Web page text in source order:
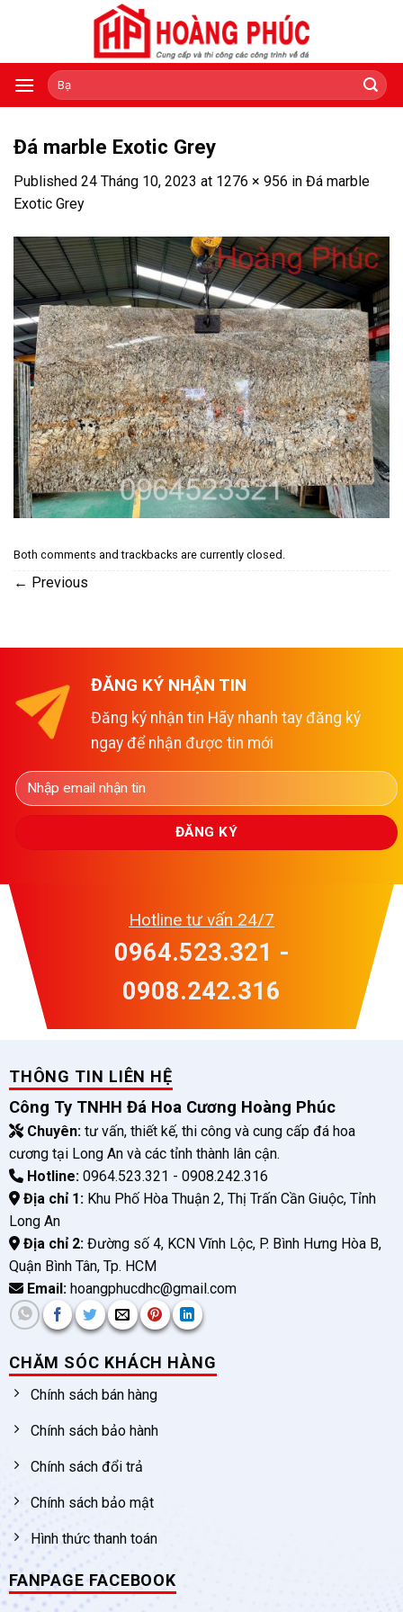
Tìm
kiếm:
Đá marble Exotic Grey
Published 24 Tháng 10, 2023 at 1276 × 956 in Đá marble
Exotic Grey
Both comments and trackbacks are currently closed.
← Previous
ĐĂNG KÝ NHẬN TIN
Đăng ký nhận tin Hãy nhanh tay đăng ký
ngay để nhận được tin mới
Hotline tư vấn 24/7
0964.523.321 -
0908.242.316
THÔNG TIN LIÊN HỆ
Công Ty TNHH Đá Hoa Cương Hoàng Phúc
Chuyên:tư vấn, thiết kế, thi công và cung cấp đá hoa
cương tại Long An và các tỉnh thành lân cận.
Hotline:0964.523.321 - 0908.242.316
Địa chỉ 1:Khu Phố Hòa Thuận 2, Thị Trấn Cần Giuộc, Tỉnh
Long An
Địa chỉ 2:Đường số 4, KCN Vĩnh Lộc, P. Bình Hưng Hòa B,
Quận Bình Tân, Tp. HCM
Email:hoangphucdhc@gmail.com
CHĂM SÓC KHÁCH HÀNG
Chính sách bán hàng
Chính sách bảo hành
Chính sách đổi trả
Chính sách bảo mật
Hình thức thanh toán
FANPAGE FACEBOOK